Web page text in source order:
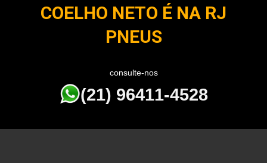
COELHO NETO É NA RJ
PNEUS
consulte-nos
(21) 96411-4528